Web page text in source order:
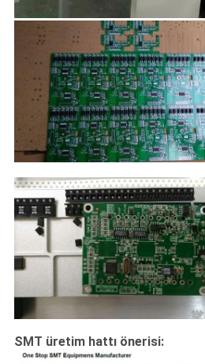
SMT üretim hattı önerisi: